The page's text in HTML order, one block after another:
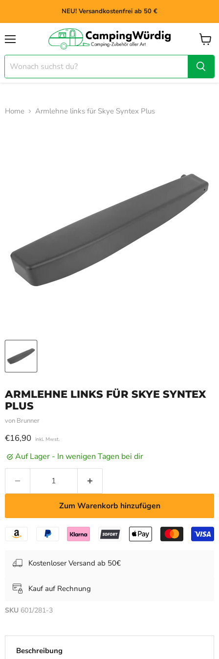
NEU! Versandkostenfrei ab 50 €
Home Armlehne links für Skye Syntex Plus
ARMLEHNE LINKS FÜR SKYE SYNTEX
PLUS
von Brunner
Aktueller Preis
€16,90 inkl. Mwst.
Auf Lager - In wenigen Tagen bei dir
Zum Warenkorb hinzufügen
Kostenloser Versand ab 50€
Kauf auf Rechnung
SKU 601/281-3
Beschreibung